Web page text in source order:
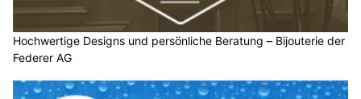
Hochwertige Designs und persönliche Beratung – Bijouterie der
Federer AG